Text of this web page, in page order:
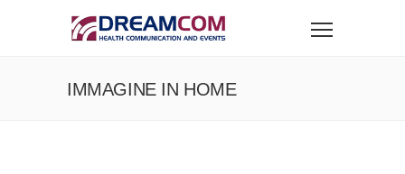
IMMAGINE IN HOME